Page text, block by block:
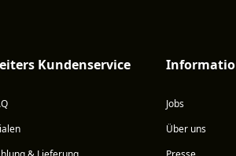
Kundenservice
Jobs
Über uns